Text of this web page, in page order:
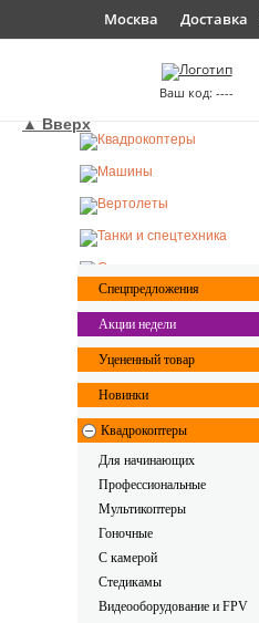
Москва Доставка
----
Спецпредложения
Акции недели
Уцененный товар
Новинки
Квадрокоптеры
Для начинающих
Профессиональные
Мультикоптеры
Гоночные
C камерой
Стедикамы
Видеооборудование и FPV
▲ Вверх